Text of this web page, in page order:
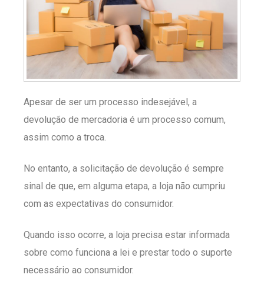
Apesar de ser um processo indesejável, a
devolução de mercadoria é um processo comum,
assim como a troca.
No entanto, a solicitação de devolução é sempre
sinal de que, em alguma etapa, a loja não cumpriu
com as expectativas do consumidor.
Quando isso ocorre, a loja precisa estar informada
sobre como funciona a lei e prestar todo o suporte
necessário ao consumidor.